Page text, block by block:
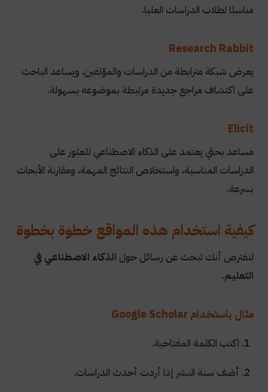
مناسبًا لطلاب الدراسات العليا.
Research Rabbit
يعرض شبكة مترابطة من الدراسات والمؤلفين، ويساعد الباحث
على اكتشاف مراجع جديدة مرتبطة بموضوعه بسهولة.
Elicit
مساعد بحثي يعتمد على الذكاء الاصطناعي للعثور على
الدراسات المناسبة، واستخلاص النتائج المهمة، ومقارنة الأبحاث
بسرعة.
كيفية استخدام هذه المواقع خطوة بخطوة
لنفترض أنك تبحث عن رسائل حول الذكاء الاصطناعي في
التعليم.
مثال باستخدام Google Scholar
اكتب الكلمة المفتاحية.
أضف سنة النشر إذا أردت أحدث الدراسات.